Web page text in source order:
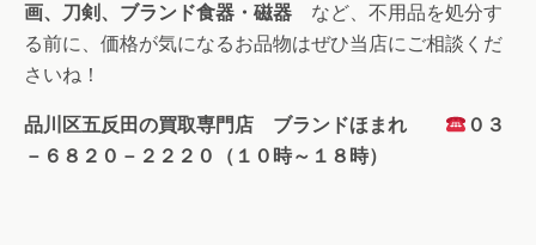
画、刀剣、ブランド食器・磁器 など、不用品を処分す
る前に、価格が気になるお品物はぜひ当店にご相談くだ
さいね！
品川区五反田の買取専門店 ブランドほまれ
０３
－６８２０－２２２０（１０時～１８時）